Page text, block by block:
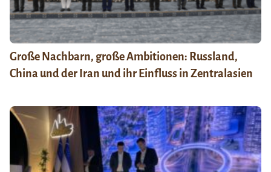
Große Nachbarn, große Ambitionen: Russland,
China und der Iran und ihr Einfluss in Zentralasien